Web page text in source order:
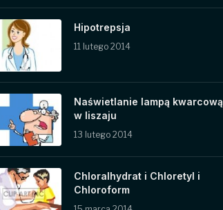
Hipotrepsja
11 lutego 2014
Naświetlanie lampą kwarcową
w liszaju
13 lutego 2014
Chloralhydrat i Chloretyl i
Chloroform